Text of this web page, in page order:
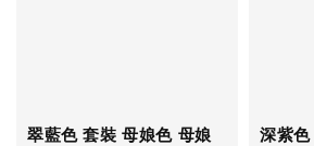
翠藍色 套裝 母娘色 母娘
深紫